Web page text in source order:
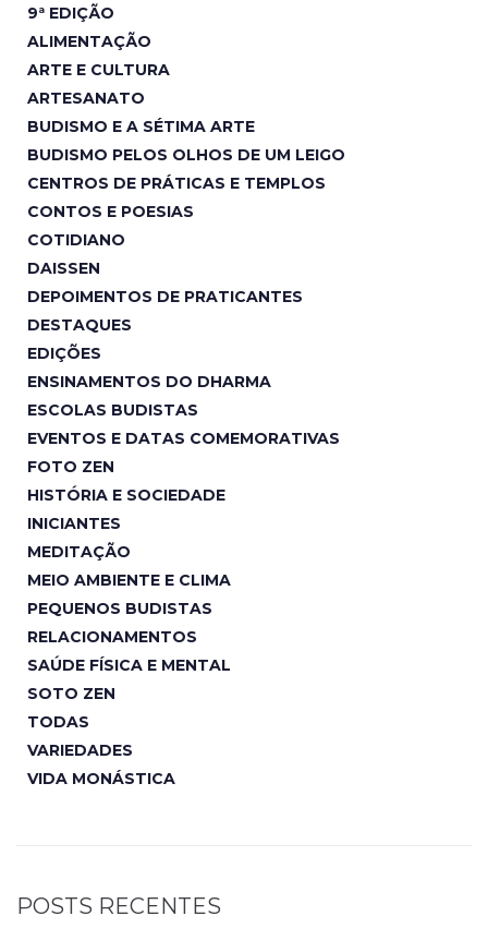
9ª EDIÇÃO
ALIMENTAÇÃO
ARTE E CULTURA
ARTESANATO
BUDISMO E A SÉTIMA ARTE
BUDISMO PELOS OLHOS DE UM LEIGO
CENTROS DE PRÁTICAS E TEMPLOS
CONTOS E POESIAS
COTIDIANO
DAISSEN
DEPOIMENTOS DE PRATICANTES
DESTAQUES
EDIÇÕES
ENSINAMENTOS DO DHARMA
ESCOLAS BUDISTAS
EVENTOS E DATAS COMEMORATIVAS
FOTO ZEN
HISTÓRIA E SOCIEDADE
INICIANTES
MEDITAÇÃO
MEIO AMBIENTE E CLIMA
PEQUENOS BUDISTAS
RELACIONAMENTOS
SAÚDE FÍSICA E MENTAL
SOTO ZEN
TODAS
VARIEDADES
VIDA MONÁSTICA
POSTS RECENTES